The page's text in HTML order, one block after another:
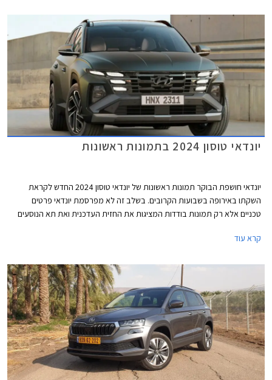
נזכיר כי הדגם היוצא שווק עד לאחרונה גם בגרסת בסיס עם מנוע בנזין בנפח 2.0
ליטרים במחיר של החל מ- 163,900 ₪.
יונדאי טוסון 2024 בתמונות ראשונות
יונדאי חושפת הבוקר תמונות ראשונות של יונדאי טוסון 2024 החדש לקראת
השקתו באירופה בשבועות הקרובים. בשלב זה לא מפרסמת יונדאי פרטים
טכניים אלא רק תמונות בודדות המציגות את החזית העדכנית ואת תא הנוסעים
קרא עוד